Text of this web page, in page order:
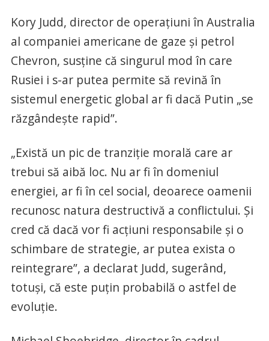
Kory Judd, director de operaţiuni în Australia
al companiei americane de gaze şi petrol
Chevron, susţine că singurul mod în care
Rusiei i s-ar putea permite să revină în
sistemul energetic global ar fi dacă Putin „se
răzgândeşte rapid”.
„Există un pic de tranziţie morală care ar
trebui să aibă loc. Nu ar fi în domeniul
energiei, ar fi în cel social, deoarece oamenii
recunosc natura destructivă a conflictului. Şi
cred că dacă vor fi acţiuni responsabile şi o
schimbare de strategie, ar putea exista o
reintegrare”, a declarat Judd, sugerând,
totuşi, că este puţin probabilă o astfel de
evoluţie.